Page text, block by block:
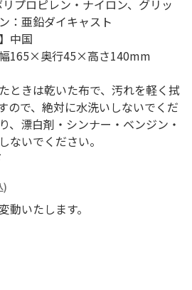
プロピレン・ナイロン、グリッ
：亜鉛ダイキャスト
中国
幅165×奥行45×高さ140mm
ときは乾いた布で、汚れを軽く拭
ので、絶対に水洗いしないでくだ
、漂白剤・シンナー・ベンジン・
ないでください。
)
いたします。